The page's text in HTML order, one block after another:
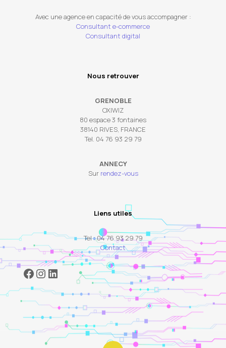
Avec une agence en capacité de vous accompagner :
Consultant e-commerce
Consultant digital
Nous retrouver
GRENOBLE
OXIWIZ
80 espace 3 fontaines
38140 RIVES, FRANCE
Tel. 04 76 93 29 79
ANNECY
Sur rendez-vous
Liens utiles
Tel : 04 76 93 29 79
Contact
Facebook
Instagram
LinkedIn